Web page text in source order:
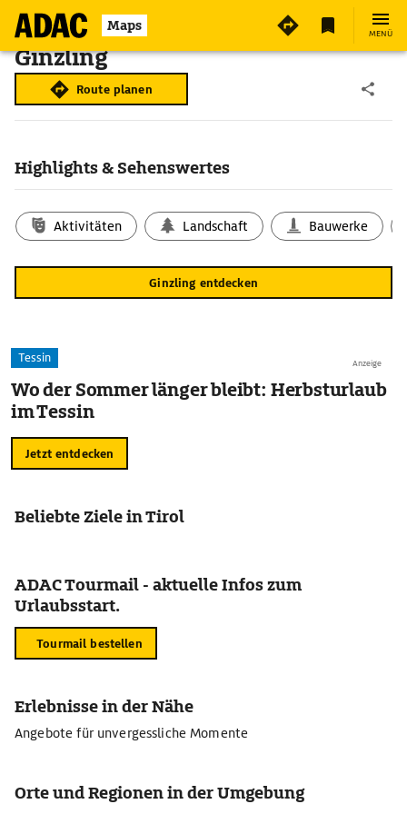
Maps MENÜ
Ginzling
Route planen
Highlights & Sehenswertes
Aktivitäten Landschaft Bauwerke
Ginzling entdecken
Anzeige
Tessin
Wo der Sommer länger bleibt: Herbsturlaub
im Tessin
Jetzt entdecken
Beliebte Ziele in Tirol
ADAC Tourmail - aktuelle Infos zum
Urlaubsstart.
Tourmail bestellen
Erlebnisse in der Nähe
Angebote für unvergessliche Momente
Orte und Regionen in der Umgebung